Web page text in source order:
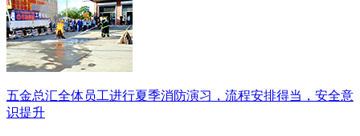
五金总汇全体员工进行夏季消防演习，流程安排得当，安全意
识提升